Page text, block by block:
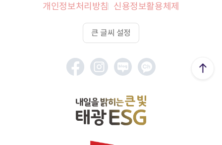
개인정보처리방침 신용정보활용체제
큰 글씨 설정